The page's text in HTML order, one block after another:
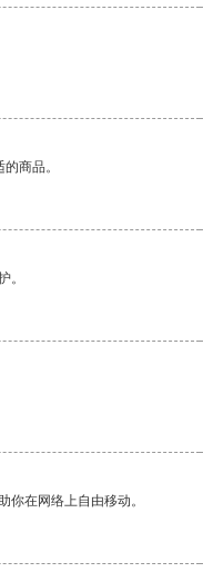
商品。
。
在网络上自由移动。